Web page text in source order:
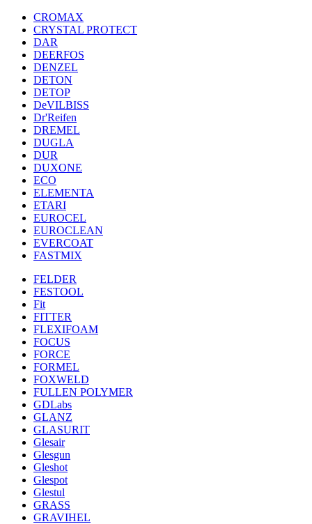
CROMAX
CRYSTAL PROTECT
DAR
DEERFOS
DENZEL
DETON
DETOP
DeVILBISS
Dr'Reifen
DREMEL
DUGLA
DUR
DUXONE
ECO
ELEMENTA
ETARI
EUROCEL
EUROCLEAN
EVERCOAT
FASTMIX
FELDER
FESTOOL
Fit
FITTER
FLEXIFOAM
FOCUS
FORCE
FORMEL
FOXWELD
FULLEN POLYMER
GDLabs
GLANZ
GLASURIT
Glesair
Glesgun
Gleshot
Glespot
Glestul
GRASS
GRAVIHEL